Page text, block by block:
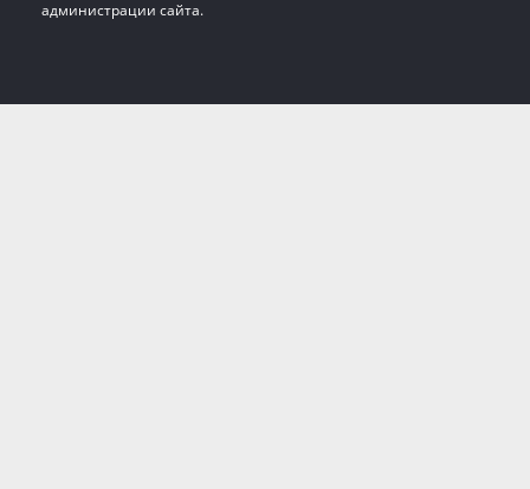
администрации сайта.